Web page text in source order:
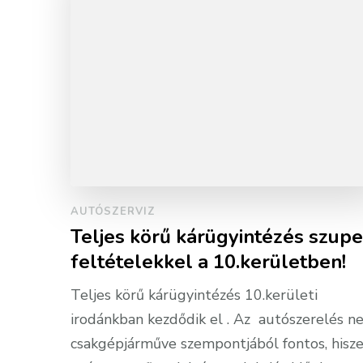
AUTÓSZERVIZ
Teljes körű kárügyintézés
feltételekkel a 10.kerületben!
Teljes körű kárügyintézés 10.kerületi
irodánkban kezdődik el . Az autószerelés
csakgépjárműve szempontjából fontos,